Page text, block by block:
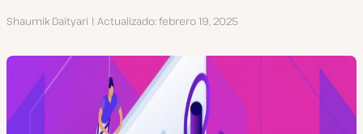
Autor
Shaumik Daityari Actualizado febrero 19, 2025